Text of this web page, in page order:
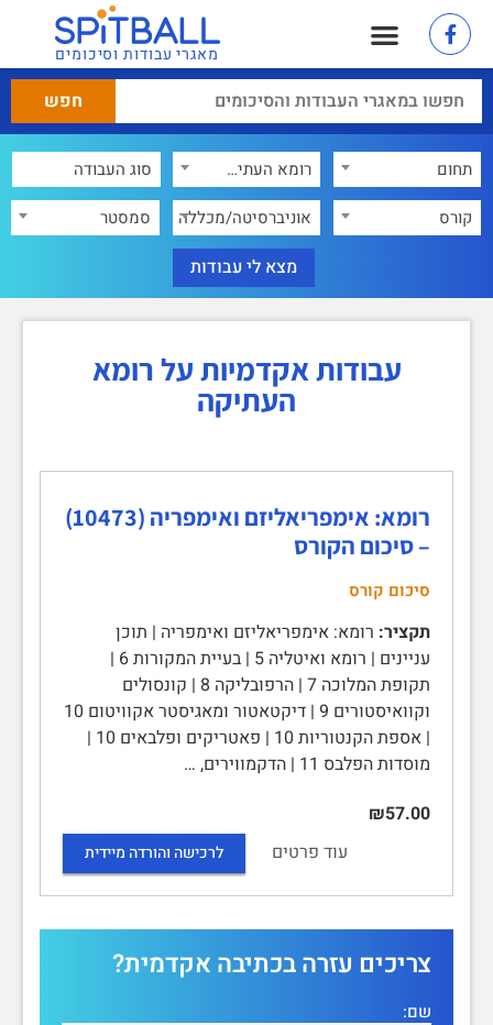
מאגרי עבודות וסיכומים
תחום
רומא העתיקה
קורס
אוניברסיטה/מכללה סמסטר
עבודות אקדמיות על רומא
העתיקה
רומא: אימפריאליזם ואימפריה‏ (10473)
– סיכום הקורס
סיכום קורס
תקציר: רומא: אימפריאליזם ואימפריה | תוכן
עניינים | רומא ואיטליה 5 | בעיית המקורות 6 |
תקופת המלוכה 7 | הרפובליקה 8 | קונסולים
וקוואיסטורים 9 | דיקטאטור ומאגיסטר אקוויטום 10
| אספת הקנטוריות 10 | פאטריקים ופלבאים 10 |
מוסדות הפלבס 11 | הדקמווירים, …
₪57.00
עוד פרטים
לרכישה והורדה מיידית
צריכים עזרה בכתיבה אקדמית?
שם: